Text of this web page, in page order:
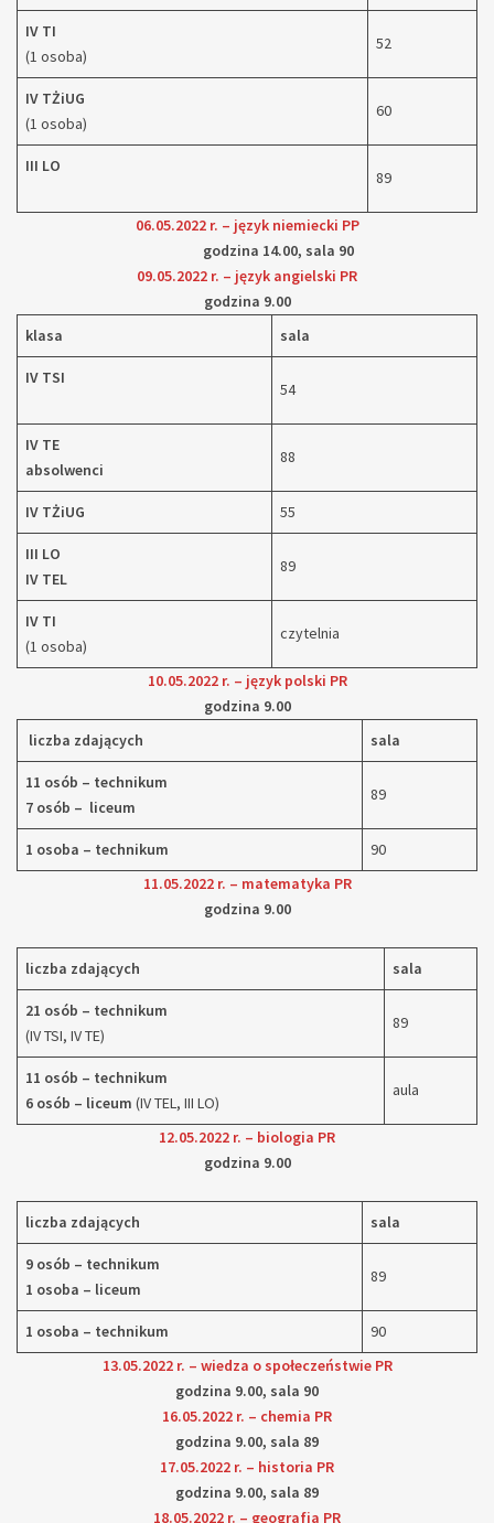
IV TI
(1 osoba)
52
IV TŻiUG
(1 osoba)
60
III LO
89
06.05.2022 r. – język niemiecki PP
godzina 14.00, sala 90
09.05.2022 r. – język angielski PR
godzina 9.00
klasa
sala
IV TSI
54
IV TE
absolwenci
88
IV TŻiUG 55
III LO
IV TEL
89
IV TI
(1 osoba)
czytelnia
10.05.2022 r. – język polski PR
godzina 9.00
liczba zdających
sala
11 osób – technikum
7 osób – liceum
89
1 osoba – technikum
90
11.05.2022 r. – matematyka PR
godzina 9.00
liczba zdających sala
21 osób – technikum
(IV TSI, IV TE)
89
11 osób – technikum
6 osób – liceum (IV TEL, III LO)
aula
12.05.2022 r. – biologia PR
godzina 9.00
liczba zdających sala
9 osób – technikum
1 osoba – liceum
89
1 osoba – technikum
90
13.05.2022 r. – wiedza o społeczeństwie PR
godzina 9.00, sala 90
16.05.2022 r. – chemia PR
godzina 9.00, sala 89
17.05.2022 r. – historia PR
godzina 9.00, sala 89
18.05.2022 r. – geografia PR